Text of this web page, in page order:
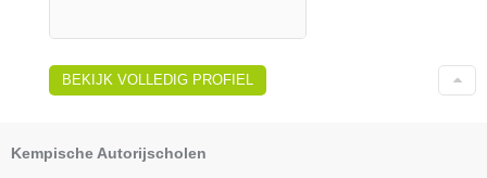
BEKIJK VOLLEDIG PROFIEL
Kempische Autorijscholen